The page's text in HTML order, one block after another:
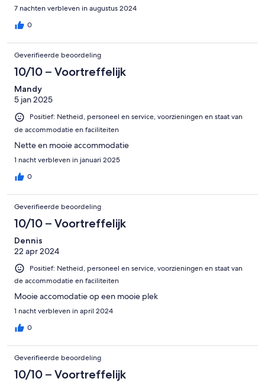
7 nachten verbleven in augustus 2024
0
Geverifieerde beoordeling
10/10 – Voortreffelijk
Mandy
5 jan 2025
Positief: Netheid, personeel en service, voorzieningen en staat van
de accommodatie en faciliteiten
Nette en mooie accommodatie
1 nacht verbleven in januari 2025
0
Geverifieerde beoordeling
10/10 – Voortreffelijk
Dennis
22 apr 2024
Positief: Netheid, personeel en service, voorzieningen en staat van
de accommodatie en faciliteiten
Mooie accomodatie op een mooie plek
1 nacht verbleven in april 2024
0
Geverifieerde beoordeling
10/10 – Voortreffelijk